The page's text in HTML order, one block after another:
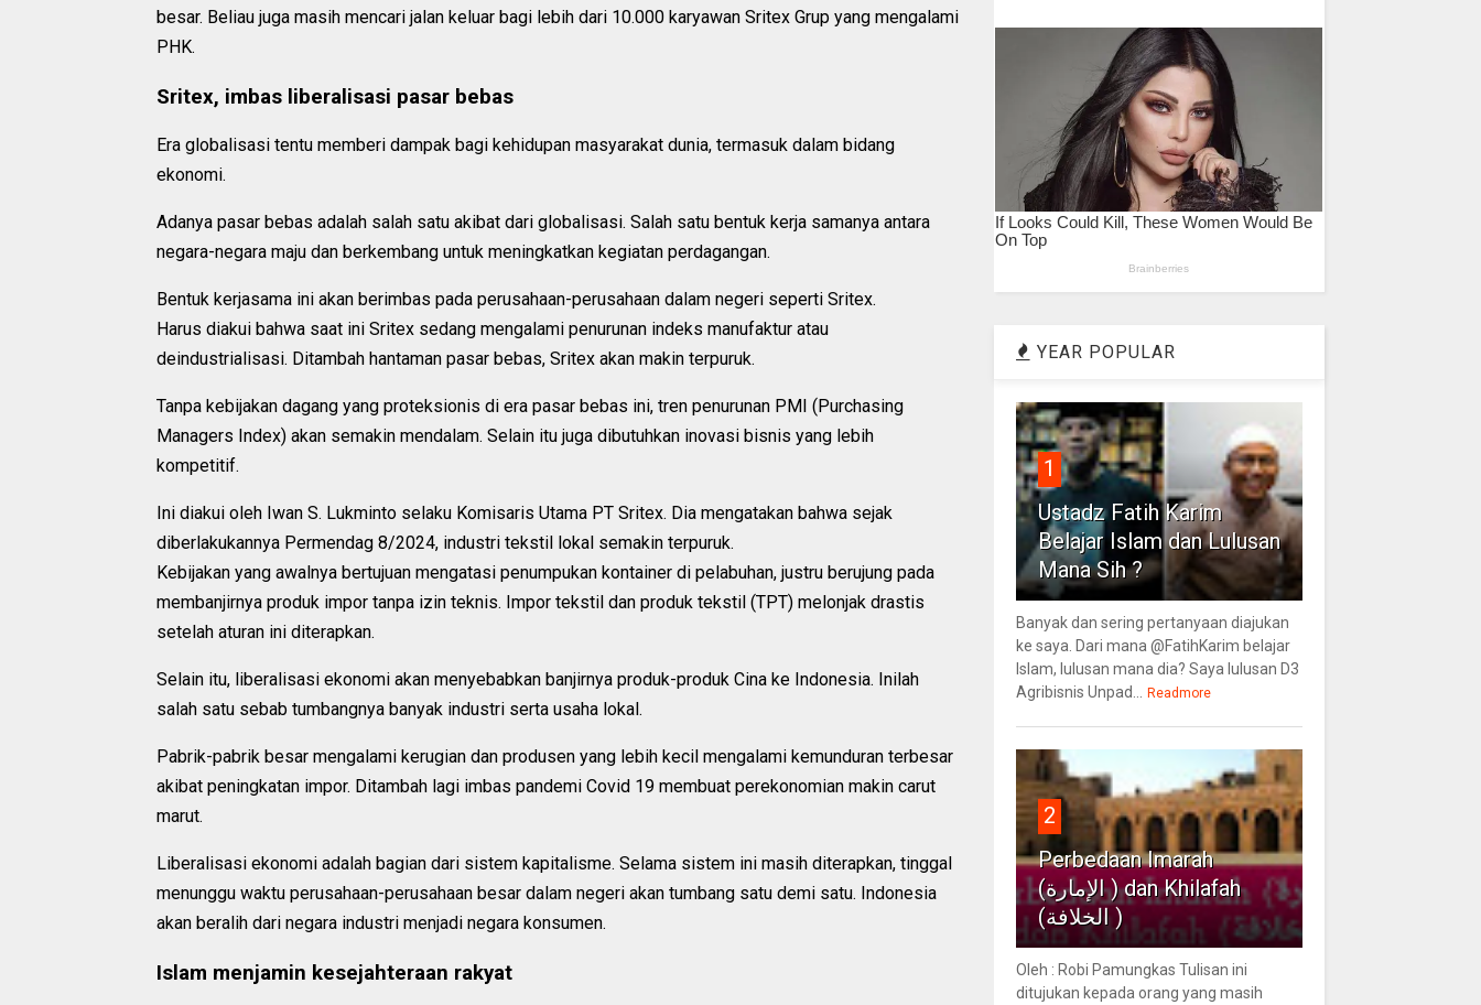
besar. Beliau juga masih mencari jalan keluar bagi lebih dari 10.000 karyawan Sritex Grup yang mengalami
PHK.
Sritex, imbas liberalisasi pasar bebas
Era globalisasi tentu memberi dampak bagi kehidupan masyarakat dunia, termasuk dalam bidang
ekonomi.
Adanya pasar bebas adalah salah satu akibat dari globalisasi. Salah satu bentuk kerja samanya antara
negara-negara maju dan berkembang untuk meningkatkan kegiatan perdagangan.
Bentuk kerjasama ini akan berimbas pada perusahaan-perusahaan dalam negeri seperti Sritex.
Harus diakui bahwa saat ini Sritex sedang mengalami penurunan indeks manufaktur atau
deindustrialisasi. Ditambah hantaman pasar bebas, Sritex akan makin terpuruk.
Tanpa kebijakan dagang yang proteksionis di era pasar bebas ini, tren penurunan PMI (Purchasing
Managers Index) akan semakin mendalam. Selain itu juga dibutuhkan inovasi bisnis yang lebih
kompetitif.
Ini diakui oleh Iwan S. Lukminto selaku Komisaris Utama PT Sritex. Dia mengatakan bahwa sejak
diberlakukannya Permendag 8/2024, industri tekstil lokal semakin terpuruk.
Kebijakan yang awalnya bertujuan mengatasi penumpukan kontainer di pelabuhan, justru berujung pada
membanjirnya produk impor tanpa izin teknis. Impor tekstil dan produk tekstil (TPT) melonjak drastis
setelah aturan ini diterapkan.
Selain itu, liberalisasi ekonomi akan menyebabkan banjirnya produk-produk Cina ke Indonesia. Inilah
salah satu sebab tumbangnya banyak industri serta usaha lokal.
Pabrik-pabrik besar mengalami kerugian dan produsen yang lebih kecil mengalami kemunduran terbesar
akibat peningkatan impor. Ditambah lagi imbas pandemi Covid 19 membuat perekonomian makin carut
marut.
Liberalisasi ekonomi adalah bagian dari sistem kapitalisme. Selama sistem ini masih diterapkan, tinggal
menunggu waktu perusahaan-perusahaan besar dalam negeri akan tumbang satu demi satu. Indonesia
akan beralih dari negara industri menjadi negara konsumen.
Islam menjamin kesejahteraan rakyat
YEAR POPULAR
1
Ustadz Fatih Karim
Belajar Islam dan Lulusan
Mana Sih ?
Banyak dan sering pertanyaan diajukan
ke saya. Dari mana @FatihKarim belajar
Islam, lulusan mana dia? Saya lulusan D3
Agribisnis Unpad...
Readmore
2
Perbedaan Imarah
(الإمارة ) dan Khilafah
(الخلافة )
Oleh : Robi Pamungkas Tulisan ini
ditujukan kepada orang yang masih